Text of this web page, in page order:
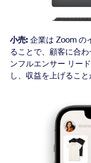
小売: 企業は Zoom の
ることで、顧客に合わ
ンフルエンサー リー
し、収益を上げること